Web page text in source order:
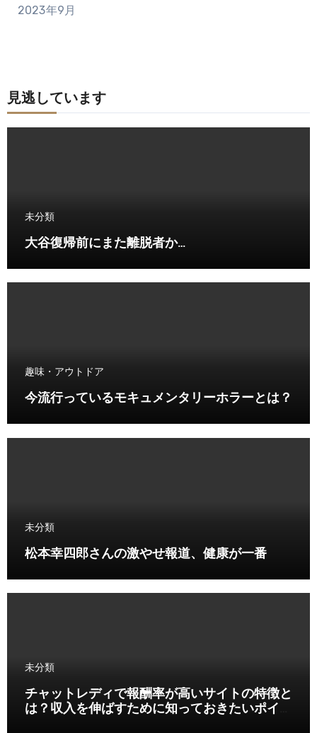
2023年9月
見逃しています
未分類
大谷復帰前にまた離脱者か…
趣味・アウトドア
今流行っているモキュメンタリーホラーとは？
未分類
松本幸四郎さんの激やせ報道、健康が一番
未分類
チャットレディで報酬率が高いサイトの特徴と
は？収入を伸ばすために知っておきたいポイン